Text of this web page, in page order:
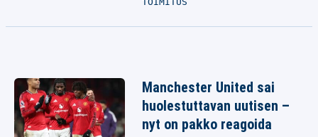
Manchester United sai
huolestuttavan uutisen –
nyt on pakko reagoida